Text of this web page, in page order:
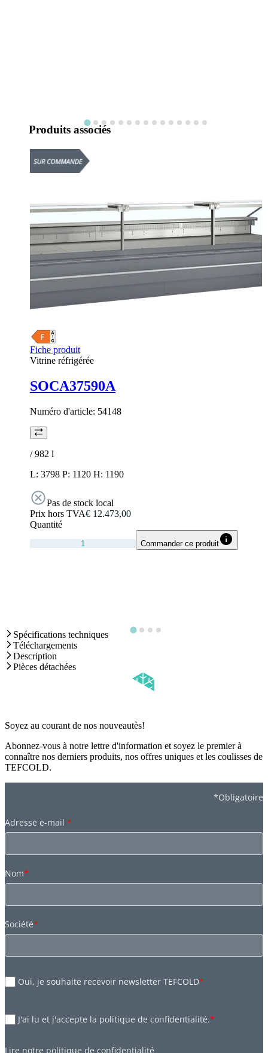
Produits associés
Fiche produit
Vitrine réfrigérée
SOCA37590A
Numéro d'article: 54148
/ 982 l
L: 3798 P: 1120 H: 1190
Pas de stock local
Prix hors TVA€ 12.473,00
Quantité
Commander ce produit
Spécifications techniques
Téléchargements
Description
Pièces détachées
Soyez au courant de nos nouveautès!
Abonnez-vous à notre lettre d'information et soyez le premier à
connaître nos derniers produits, nos offres uniques et les coulisses de
TEFCOLD.
*Obligatoire
Adresse e-mail *
Nom*
Société*
Oui, je souhaite recevoir newsletter TEFCOLD*
J'ai lu et j'accepte la politique de confidentialité.*
Lire notre politique de confidentialité